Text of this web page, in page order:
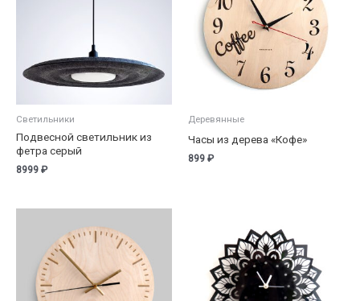
Светильники
Подвесной светильник из
фетра серый
8999 ₽
Деревянные
Часы из дерева «Кофе»
899 ₽